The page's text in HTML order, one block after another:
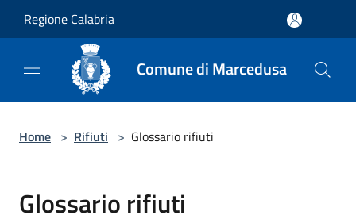
Regione Calabria
Comune di Marcedusa
Home > Rifiuti > Glossario rifiuti
Glossario rifiuti